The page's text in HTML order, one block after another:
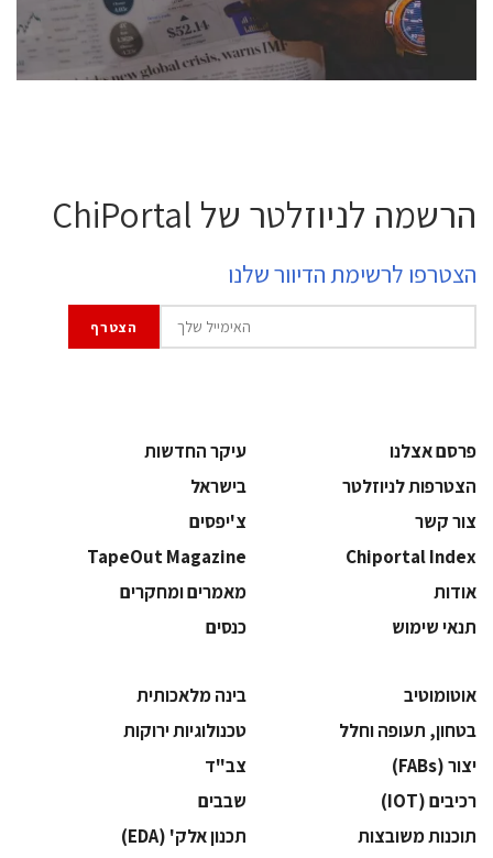
לחץ לפרטים
הרשמה לניוזלטר של ChiPortal
הצטרפו לרשימת הדיוור שלנו
פרסם אצלנו
עיקר החדשות
הצטרפות לניוזלטר
בישראל
צור קשר
צ'יפסים
Chiportal Index
TapeOut Magazine
אודות
מאמרים ומחקרים
תנאי שימוש
כנסים
אוטומוטיב
בינה מלאכותית
בטחון, תעופה וחלל
‫טכנולוגיות ירוקות‬
‫יצור (‪(FABs‬‬
‫צב"ד‬
‫רכיבים‬ (IOT)
‫שבבים‬
‫תוכנות משובצות‬
‫תכנון אלק' (‪(EDA‬‬